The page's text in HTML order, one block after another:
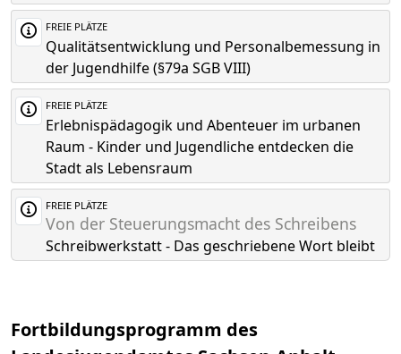
FREIE PLÄTZE
Qualitätsentwicklung und Personalbemessung in
der Jugendhilfe (§79a SGB VIII)
FREIE PLÄTZE
Erlebnispädagogik und Abenteuer im urbanen
Raum - Kinder und Jugendliche entdecken die
Stadt als Lebensraum
FREIE PLÄTZE
Von der Steuerungsmacht des Schreibens
Schreibwerkstatt - Das geschriebene Wort bleibt
Fortbildungsprogramm des